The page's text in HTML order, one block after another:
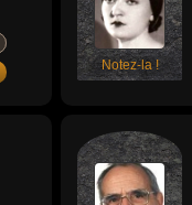
Notez-la !